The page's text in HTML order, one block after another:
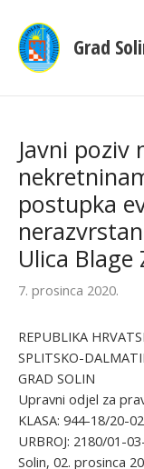
Grad
Javni poziv
postupka
Ulica Blage
7. prosinca 2020.
REPUBLIKA
SPLITSKO-
GRAD SOLIN
Upravni odjel za
KLASA: 944-18/20-
URBROJ: 2180/01-
Solin, 02. prosinca